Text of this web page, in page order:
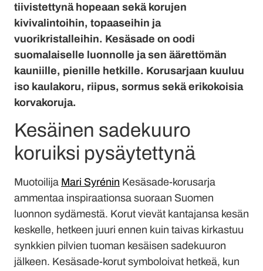
tiivistettynä hopeaan sekä korujen
kivivalintoihin, topaaseihin ja
vuorikristalleihin. Kesäsade on oodi
suomalaiselle luonnolle ja sen äärettömän
kauniille, pienille hetkille. Korusarjaan kuuluu
iso kaulakoru, riipus, sormus sekä erikokoisia
korvakoruja.
Kesäinen sadekuuro
koruiksi pysäytettynä
Muotoilija Mari Syrénin Kesäsade-korusarja
ammentaa inspiraationsa suoraan Suomen
luonnon sydämestä. Korut vievät kantajansa kesän
keskelle, hetkeen juuri ennen kuin taivas kirkastuu
synkkien pilvien tuoman kesäisen sadekuuron
jälkeen. Kesäsade-korut symboloivat hetkeä, kun